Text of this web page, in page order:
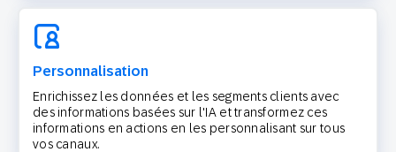
Personnalisation
Enrichissez les données et les segments clients avec
des informations basées sur l'IA et transformez ces
informations en actions en les personnalisant sur tous
vos canaux.